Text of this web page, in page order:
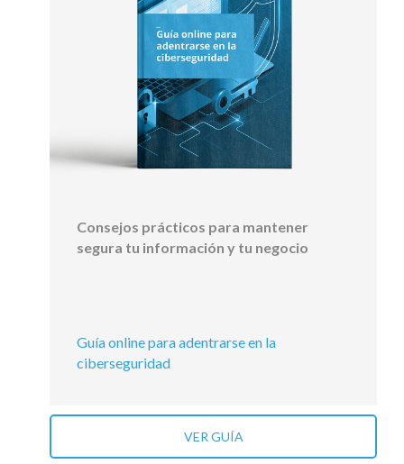
Consejos prácticos para mantener
segura tu información y tu negocio
Guía online para adentrarse en la
ciberseguridad
VER GUÍA